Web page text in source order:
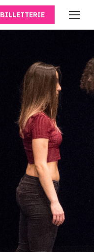
BILLETTERIE